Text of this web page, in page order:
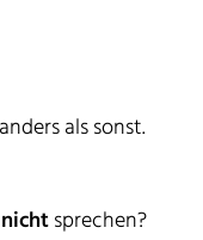
als sonst.
nichtsprechen?